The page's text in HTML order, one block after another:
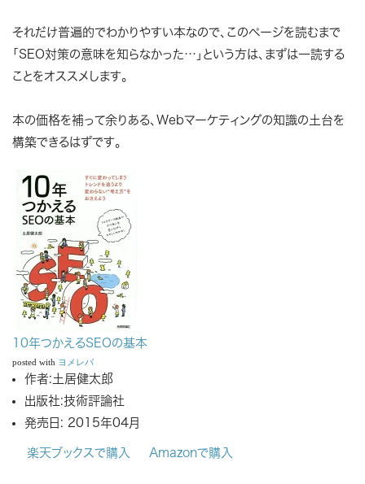
それだけ普遍的でわかりやすい本なので、このページを読むまで
「SEO対策の意味を知らなかった…」という方は、まずは一読する
ことをオススメします。
本の価格を補って余りある、Webマーケティングの知識の土台を
構築できるはずです。
10年つかえるSEOの基本
posted with ヨメレバ
作者: 土居健太郎
出版社:技術評論社
発売日: 2015年04月
楽天ブックスで購入 Amazonで購入